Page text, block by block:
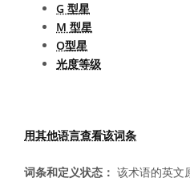
G 型星
M 型星
O型星
光度等级
用其他语言查看该词条
词条和定义状态： 该术语的英文